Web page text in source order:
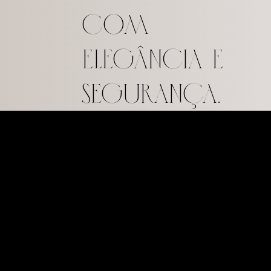
com
elegância e
segurança.